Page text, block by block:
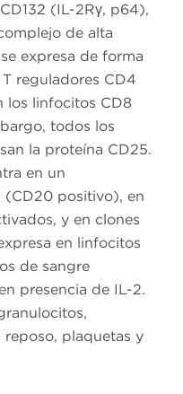
(IL-2Rγ, p64),
de alta
expresa de forma
reguladores CD4
los linfocitos CD8
todos los
la proteína CD25.
en un
positivo), en
y en clones
en linfocitos
de sangre
presencia de IL-2.
plaquetas y